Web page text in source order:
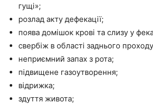
гущі»;
розлад акту дефекації;
поява домішок крові та слизу у
свербіж в області заднього
неприємний запах з рота;
підвищене газоутворення;
відрижка;
здуття живота;